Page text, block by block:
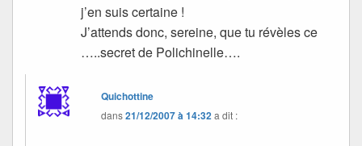
j’en suis certaine !
J’attends donc, sereine, que tu révèles ce
…..secret de Polichinelle….
Quichottine
dans21/12/2007 à 14:32 a dit :